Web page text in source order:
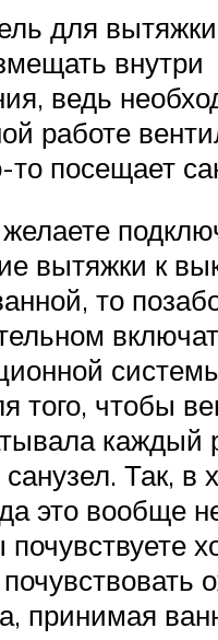
для
внутри
ведь
работе
то посещает
вытяжки к
то
того, чтобы
каждый
Так, в
это вообще
принимая